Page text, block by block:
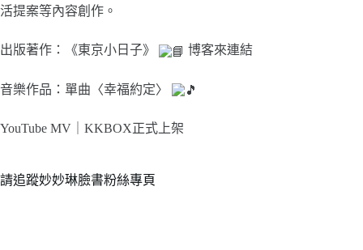
活提案等內容創作。
出版著作：《東京小日子》 博客來連結
音樂作品：單曲〈幸福約定〉
YouTube MV｜ KKBOX正式上架
請追蹤妙妙琳臉書粉絲專頁